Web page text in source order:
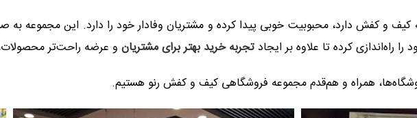
کیف و کفش دارد، محبوبیت خوبی پیدا کرده و مشتریان وفادار خود را دارد. این
را راه‌اندازی کرده تا علاوه بر ایجادتجربه خرید بهتر برای مشتریانو عرضه راحت‌تر محصولات،
همراه و هم‌قدم مجموعه فروشگاهی کیف و کفش رنو هستیم.